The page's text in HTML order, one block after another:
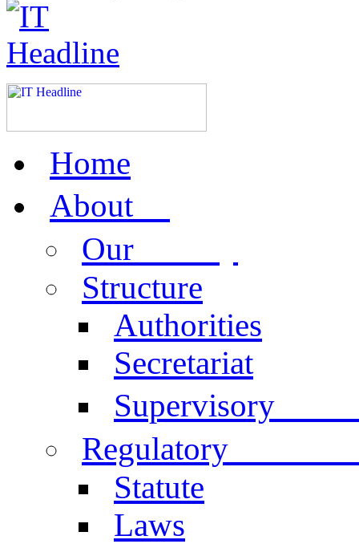
Home
Aboutus
Our
Structure
Authorities
Secretariat
Supervisory
Regulatory
Statute
Laws